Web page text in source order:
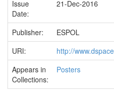
Issue
Date:
21-Dec-2016
Publisher:
ESPOL
URI:
http://
Appears in
Collections:
Posters